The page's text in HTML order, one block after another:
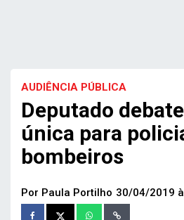
AUDIÊNCIA PÚBLICA
Deputado
única para
bombeiros
Por Paula Portilho 30/04/2019